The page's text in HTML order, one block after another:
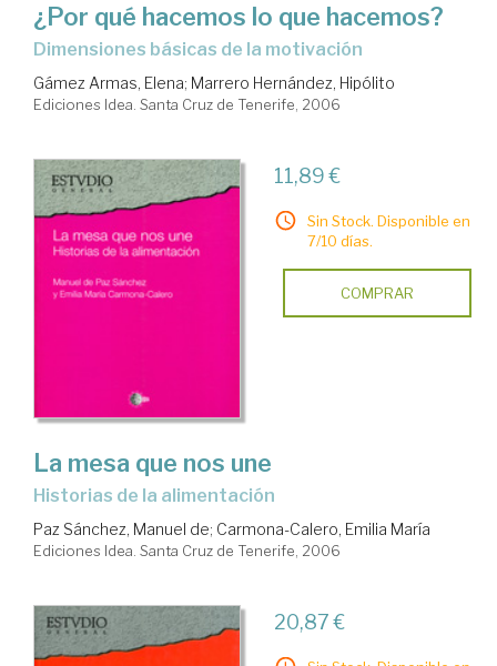
¿Por qué hacemos lo que hacemos?
dimensiones básicas de la motivación
Gámez Armas, Elena; Marrero Hernández, Hipólito
Ediciones Idea. Santa Cruz de Tenerife, 2006
11,89 €
Sin Stock. Disponible en
7/10 días.
COMPRAR
La mesa que nos une
historias de la alimentación
Paz Sánchez, Manuel de; Carmona-Calero, Emilia María
Ediciones Idea. Santa Cruz de Tenerife, 2006
20,87 €